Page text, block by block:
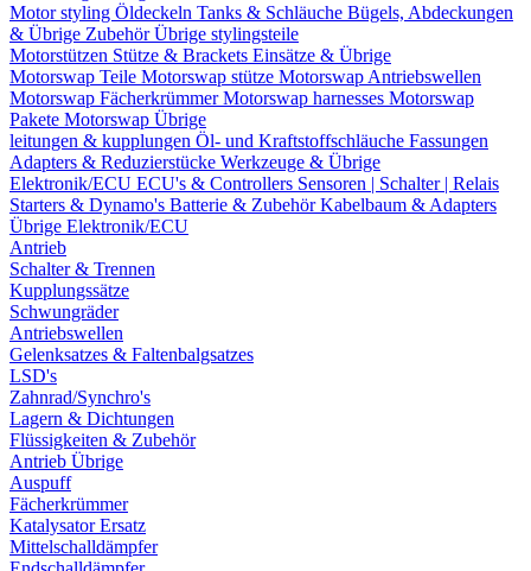
Motor styling Öldeckeln Tanks & Schläuche Bügels, Abdeckungen
& Übrige ZubehörÜbrige stylingsteile
Motorstützen Stütze & Brackets Einsätze & Übrige
Motorswap Teile Motorswap stütze Motorswap Antriebswellen
Motorswap FächerkrümmerMotorswap harnesses Motorswap
Pakete Motorswap Übrige
leitungen & kupplungen Öl- und Kraftstoffschläuche Fassungen
Adapters & Reduzierstücke Werkzeuge & Übrige
Elektronik/ECU ECU's & Controllers Sensoren | Schalter | Relais
Starters & Dynamo's Batterie & ZubehörKabelbaum & Adapters
Übrige Elektronik/ECU
Antrieb
Schalter & Trennen
Kupplungssätze
Schwungräder
Antriebswellen
Gelenksatzes & Faltenbalgsatzes
LSD's
Zahnrad/Synchro's
Lagern & Dichtungen
Flüssigkeiten & Zubehör
Antrieb Übrige
Auspuff
Fächerkrümmer
Katalysator Ersatz
Mittelschalldämpfer